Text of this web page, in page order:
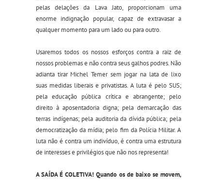
pelas delações da Lava Jato, proporcionam uma
enorme indignação popular, capaz de extravasar a
qualquer momento para um lado ou para outro.
Usaremos todos os nossos esforços contra a raiz de
nossos problemas e não contra seus galhos podres. Não
adianta tirar Michel Temer sem jogar na lata de lixo
suas medidas liberais e privatistas. A luta é pelo SUS;
pela educação pública crítica e abrangente; pelo
direito à aposentadoria digna; pela demarcação das
terras indígenas; pela auditoria da dívida pública; pela
democratização da mídia; pelo fim da Polícia Militar. A
luta não é contra um indivíduo, é contra uma estrutura
de interesses e privilégios que não nos representa!
A SAÍDA É COLETIVA! Quando os de baixo se movem,